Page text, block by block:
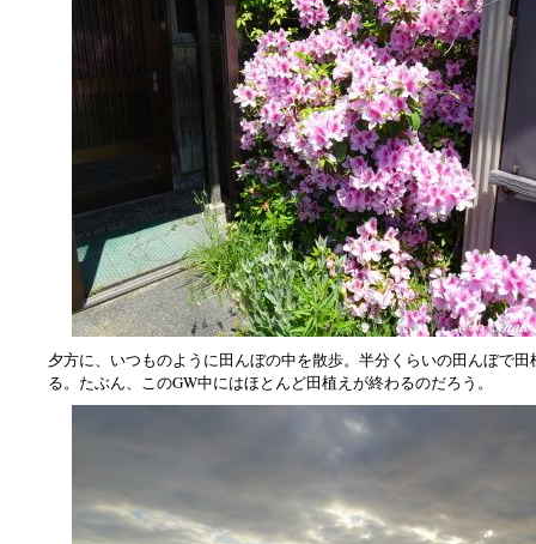
夕方に、いつものように田んぼの中を散歩。半分くらいの田んぼで
る。たぶん、このGW中にはほとんど田植えが終わるのだろう。